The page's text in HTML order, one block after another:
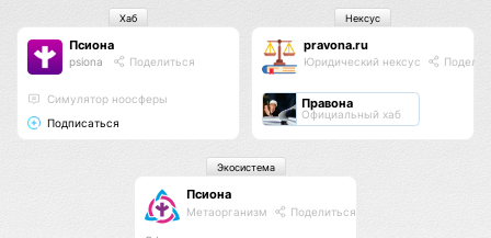
Псиона
psiona Поделиться
Cимулятор ноосферы
Подписаться
Хаб
pravona.ru
Юридический нексус
Правона
Официальный хаб
Нексус
Псиона
Метаорганизм Поделиться
Экосистема